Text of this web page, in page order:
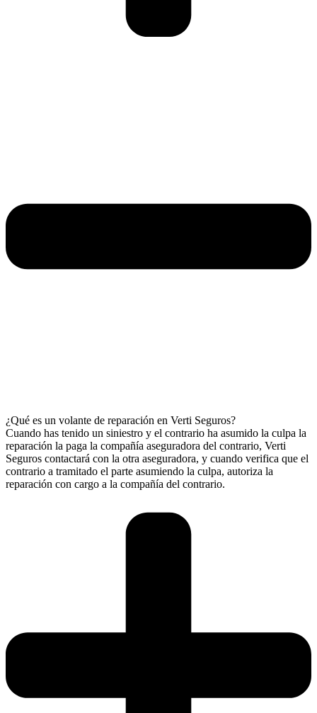
¿Qué es un volante de reparación en Verti Seguros?
Cuando has tenido un siniestro y el contrario ha asumido la culpa la
reparación la paga la compañía aseguradora del contrario, Verti
Seguros contactará con la otra aseguradora, y cuando verifica que el
contrario a tramitado el parte asumiendo la culpa, autoriza la
reparación con cargo a la compañía del contrario.